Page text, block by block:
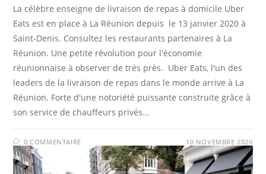
La célèbre enseigne de livraison de repas à domicile Uber
Eats est en place à La Réunion depuis le 13 janvier 2020 à
Saint-Denis. Consultez les restaurants partenaires à La
Réunion. Une petite révolution pour l'économie
réunionnaise à observer de très près. Uber Eats, l'un des
leaders de la livraison de repas dans le monde arrive à La
Réunion. Forte d'une notoriété puissante construite grâce à
son service de chauffeurs privés…
0 COMMENTAIRE 10 NOVEMBRE 2020